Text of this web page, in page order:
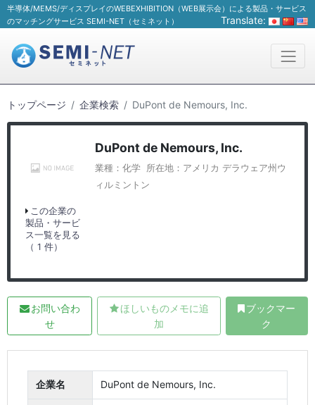
半導体/MEMS/ディスプレイのWEBEXHIBITION（WEB展示会）による製品・サービス
のマッチングサービス SEMI-NET（セミネット）
Translate:
トップページ 企業検索 DuPont de Nemours, Inc.
この企業の
製品・サービ
ス一覧を見る
（ 1 件）
DuPont de Nemours, Inc.
業種：化学
お問い合わ
せ
ほしいものメモに追
加
ブックマー
ク
企業名 DuPont de Nemours, Inc.